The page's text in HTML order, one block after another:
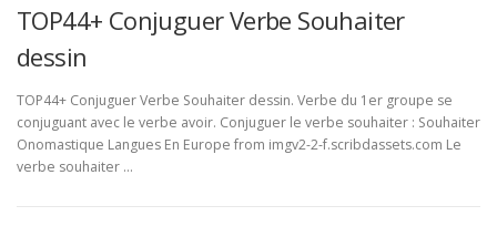
TOP44+ Conjuguer Verbe Souhaiter
dessin
TOP44+ Conjuguer Verbe Souhaiter dessin. Verbe du 1er groupe se
conjuguant avec le verbe avoir. Conjuguer le verbe souhaiter : Souhaiter
Onomastique Langues En Europe from imgv2-2-f.scribdassets.com Le
verbe souhaiter …